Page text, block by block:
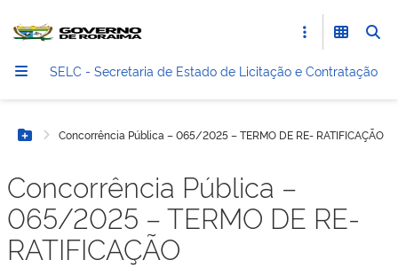
SELC - Secretaria de Estado de Licitação e Contratação
Botão Menu
Concorrência Pública – 065/2025 – TERMO DE RE- RATIFICAÇÃO
Concorrência Pública –
065/2025 – TERMO DE RE-
RATIFICAÇÃO